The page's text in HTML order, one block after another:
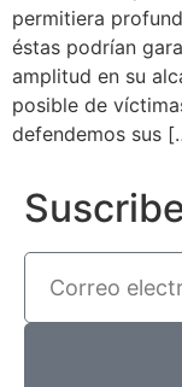
permitiera
éstas podrían
amplitud en su
posible de
defendemos sus